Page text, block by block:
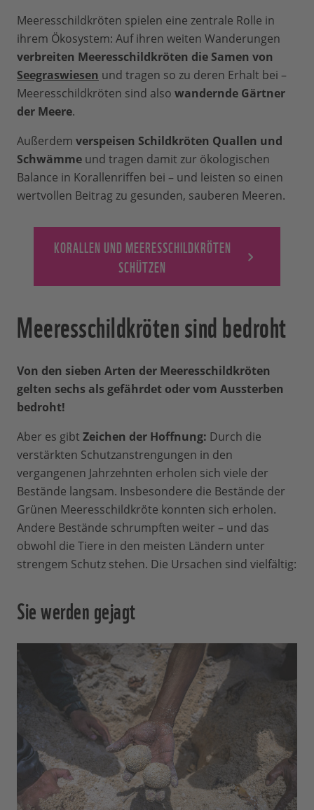
Meeresschildkröten spielen eine zentrale Rolle in
ihrem Ökosystem: Auf ihren weiten Wanderungen
verbreiten Meeresschildkröten die Samen von
Seegraswiesen und tragen so zu deren Erhalt bei –
Meeresschildkröten sind also wandernde Gärtner
der Meere.
Außerdem verspeisen Schildkröten Quallen und
Schwämme und tragen damit zur ökologischen
Balance in Korallenriffen bei – und leisten so einen
wertvollen Beitrag zu gesunden, sauberen Meeren.
KORALLEN UND MEERESSCHILDKRÖTEN
SCHÜTZEN
Meeresschildkröten sind bedroht
Von den sieben Arten der Meeresschildkröten
gelten sechs als gefährdet oder vom Aussterben
bedroht!
Aber es gibt Zeichen der Hoffnung: Durch die
verstärkten Schutzanstrengungen in den
vergangenen Jahrzehnten erholen sich viele der
Bestände langsam. Insbesondere die Bestände der
Grünen Meeresschildkröte konnten sich erholen.
Andere Bestände schrumpften weiter – und das
obwohl die Tiere in den meisten Ländern unter
strengem Schutz stehen. Die Ursachen sind vielfältig:
Sie werden gejagt